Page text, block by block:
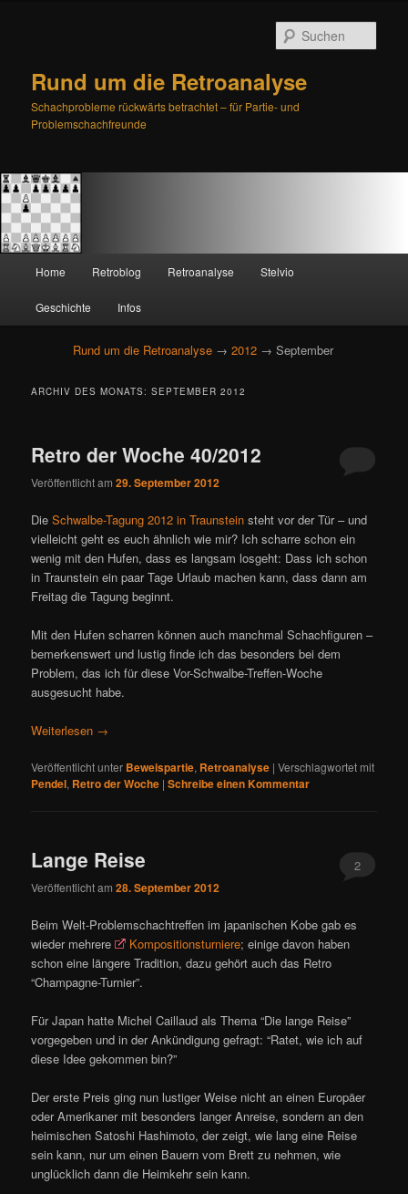
Rund um die Retroanalyse
Schachprobleme rückwärts betrachtet – für Partie- und
Problemschachfreunde
Zum
primären
Inhalt
springen
Zum
sekundären
Inhalt
springen
Home Retroblog Retroanalyse Stelvio
Geschichte Infos
Rund um die Retroanalyse → 2012 → September
ARCHIV DES MONATS:SEPTEMBER 2012
Retro der Woche 40/2012
Veröffentlicht am29. September 2012
DieSchwalbe-Tagung 2012 in Traunstein steht vor der Tür – und
vielleicht geht es euch ähnlich wie mir? Ich scharre schon ein
wenig mit den Hufen, dass es langsam losgeht: Dass ich schon
in Traunstein ein paar Tage Urlaub machen kann, dass dann am
Freitag die Tagung beginnt.
Mit den Hufen scharren können auch manchmal Schachfiguren –
bemerkenswert und lustig finde ich das besonders bei dem
Problem, das ich für diese Vor-Schwalbe-Treffen-Woche
ausgesucht habe.
Weiterlesen →
Veröffentlicht unter Beweispartie, Retroanalyse |Verschlagwortet mit
Pendel, Retro der Woche |Schreibe einen Kommentar
Lange Reise
Veröffentlicht am28. September 2012
2
Beim Welt-Problemschachtreffen im japanischen Kobe gab es
wieder mehrere
Kompositionsturniere; einige davon haben
schon eine längere Tradition, dazu gehört auch das Retro
“Champagne-Turnier”.
Für Japan hatte Michel Caillaud als Thema “Die lange Reise”
vorgegeben und in der Ankündigung gefragt: “Ratet, wie ich auf
diese Idee gekommen bin?”
Der erste Preis ging nun lustiger Weise nicht an einen Europäer
oder Amerikaner mit besonders langer Anreise, sondern an den
heimischen Satoshi Hashimoto, der zeigt, wie lang eine Reise
sein kann, nur um einen Bauern vom Brett zu nehmen, wie
unglücklich dann die Heimkehr sein kann.